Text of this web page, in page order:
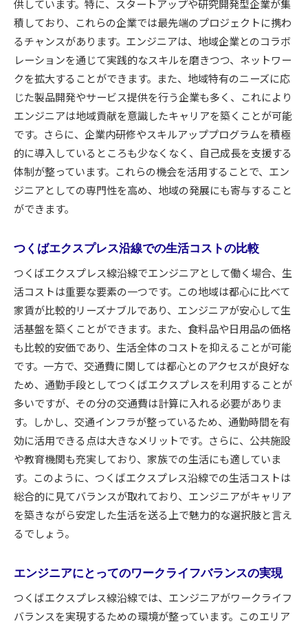
供しています。特に、スタートアップや研究開発型企業が集
積しており、これらの企業では最先端のプロジェクトに携わ
るチャンスがあります。エンジニアは、地域企業とのコラボ
レーションを通じて実践的なスキルを磨きつつ、ネットワー
クを拡大することができます。また、地域特有のニーズに応
じた製品開発やサービス提供を行う企業も多く、これにより
エンジニアは地域貢献を意識したキャリアを築くことが可能
です。さらに、企業内研修やスキルアッププログラムを積極
的に導入しているところも少なくなく、自己成長を支援する
体制が整っています。これらの機会を活用することで、エン
ジニアとしての専門性を高め、地域の発展にも寄与すること
ができます。
つくばエクスプレス沿線での生活コストの比較
つくばエクスプレス線沿線でエンジニアとして働く場合、生
活コストは重要な要素の一つです。この地域は都心に比べて
家賃が比較的リーズナブルであり、エンジニアが安心して生
活基盤を築くことができます。また、食料品や日用品の価格
も比較的安価であり、生活全体のコストを抑えることが可能
です。一方で、交通費に関しては都心とのアクセスが良好な
ため、通勤手段としてつくばエクスプレスを利用することが
多いですが、その分の交通費は計算に入れる必要がありま
す。しかし、交通インフラが整っているため、通勤時間を有
効に活用できる点は大きなメリットです。さらに、公共施設
や教育機関も充実しており、家族での生活にも適していま
す。このように、つくばエクスプレス沿線での生活コストは
総合的に見てバランスが取れており、エンジニアがキャリア
を築きながら安定した生活を送る上で魅力的な選択肢と言え
るでしょう。
エンジニアにとってのワークライフバランスの実現
つくばエクスプレス線沿線では、エンジニアがワークライフ
バランスを実現するための環境が整っています。このエリア